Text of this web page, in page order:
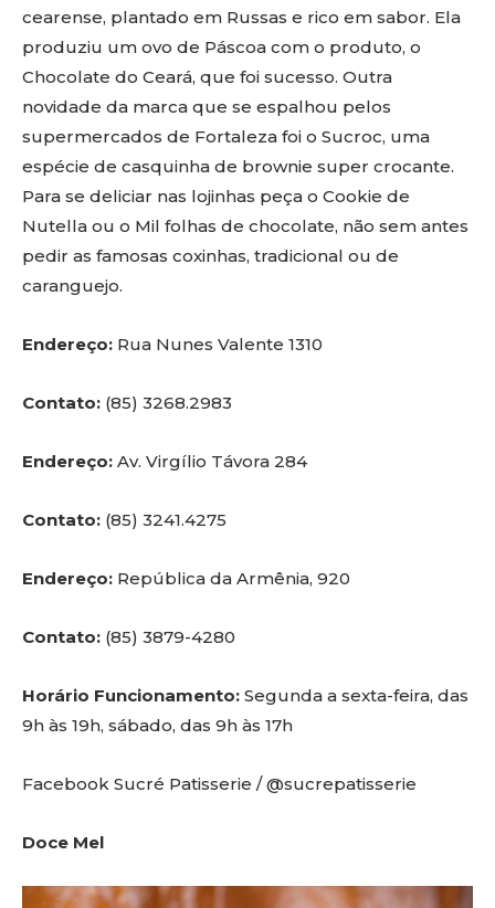
cearense, plantado em Russas e rico em sabor. Ela
produziu um ovo de Páscoa com o produto, o
Chocolate do Ceará, que foi sucesso. Outra
novidade da marca que se espalhou pelos
supermercados de Fortaleza foi o Sucroc, uma
espécie de casquinha de brownie super crocante.
Para se deliciar nas lojinhas peça o Cookie de
Nutella ou o Mil folhas de chocolate, não sem antes
pedir as famosas coxinhas, tradicional ou de
caranguejo.
Endereço: Rua Nunes Valente 1310
Contato: (85) 3268.2983
Endereço: Av. Virgílio Távora 284
Contato: (85) 3241.4275
Endereço: República da Armênia, 920
Contato: (85) 3879-4280
Horário Funcionamento: Segunda a sexta-feira, das
9h às 19h, sábado, das 9h às 17h
Facebook Sucré Patisserie / @sucrepatisserie
Doce Mel